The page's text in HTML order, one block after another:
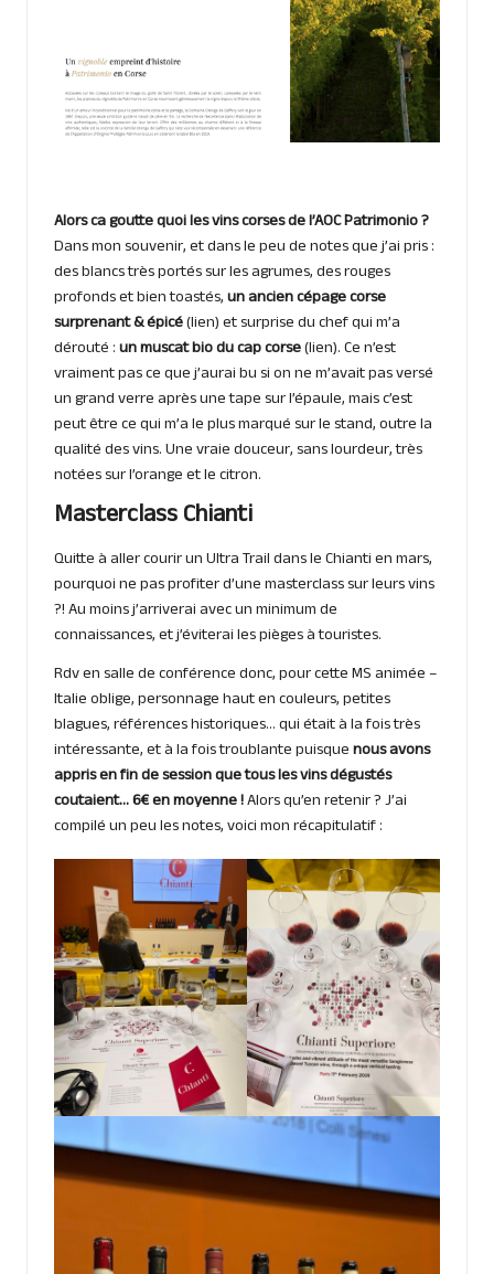
Alors ca goutte quoi les vins corses de l’AOC Patrimonio ?
Dans mon souvenir, et dans le peu de notes que j’ai pris :
des blancs très portés sur les agrumes, des rouges
profonds et bien toastés,un ancien cépage corse
surprenant & épicé(lien) et surprise du chef qui m’a
dérouté :un muscat bio du cap corse(lien). Ce n’est
vraiment pas ce que j’aurai bu si on ne m’avait pas versé
un grand verre après une tape sur l’épaule, mais c’est
peut être ce qui m’a le plus marqué sur le stand, outre la
qualité des vins. Une vraie douceur, sans lourdeur, très
notées sur l’orange et le citron.
Masterclass Chianti
Quitte à aller courir un Ultra Trail dans le Chianti en mars,
pourquoi ne pas profiter d’une masterclass sur leurs vins
?! Au moins j’arriverai avec un minimum de
connaissances, et j’éviterai les pièges à touristes.
Rdv en salle de conférence donc, pour cette MS animée –
Italie oblige, personnage haut en couleurs, petites
blagues, références historiques… qui était à la fois très
intéressante, et à la fois troublante puisquenous avons
appris en fin de session que tous les vins dégustés
coutaient… 6€ en moyenne !Alors qu’en retenir ? J’ai
compilé un peu les notes, voici mon récapitulatif :